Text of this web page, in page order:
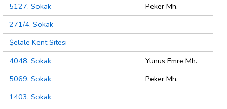
5127. Sokak
Peker Mh.
271/4. Sokak
Şelale Kent Sitesi
4048. Sokak
Yunus Emre Mh.
5069. Sokak
Peker Mh.
1403. Sokak